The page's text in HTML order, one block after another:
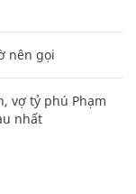
nên gọi
vợ tỷ phú Phạm
nhất